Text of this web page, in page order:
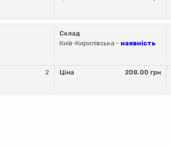
Склад
Київ-Кирилівська - наявність
2 Ціна 208.00 грн